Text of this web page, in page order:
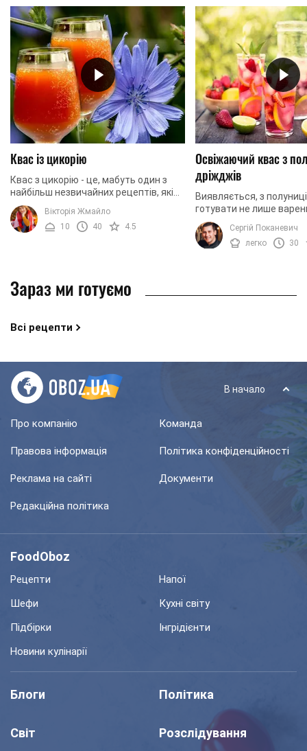
Квас із цикорію
Квас з цикорію - це, мабуть один з
найбільш незвичайних рецептів, які
тільки можна знайти. Цей напій
здивує вас своїм неординарним
смаком. Однак, ...
Вікторія Жмайло
10
40 4.5
Освіжаючий квас з
дріжджів
Виявляється, з
готувати не лише
торти, чизкейки та інші
але й освіжаючі напої -
ідеально ...
Сергій Поканевич
легко
30
Зараз ми готуємо
Всі рецепти
В начало
Про компанію Команда
Правова інформація Політика конфіденційності
Реклама на сайті Документи
Редакційна політика
FoodOboz
Рецепти
Напої
Шефи
Кухні світу
Підбірки
Інгрідієнти
Новини кулінарії
Блоги Політика
Світ Розслідування